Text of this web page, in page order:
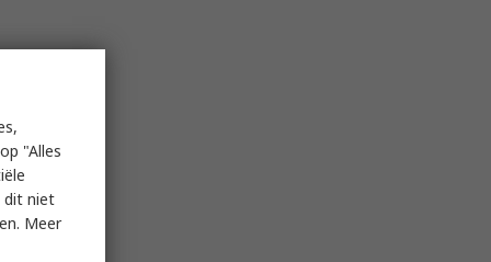
"Alles
dit niet
Meer